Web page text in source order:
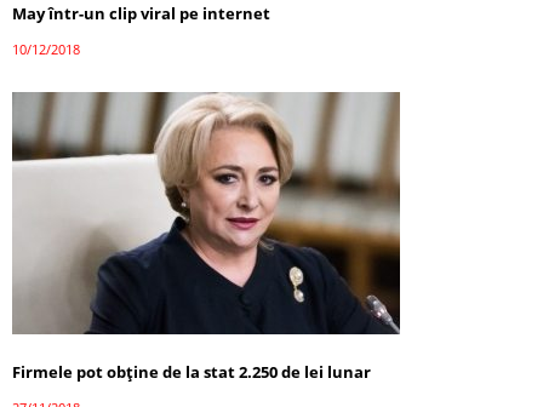
May într-un clip viral pe internet
10/12/2018
Firmele pot obține de la stat 2.250 de lei lunar